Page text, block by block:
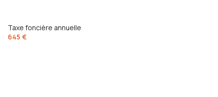
vue Dégagée
Taxe foncière annuelle
645 €